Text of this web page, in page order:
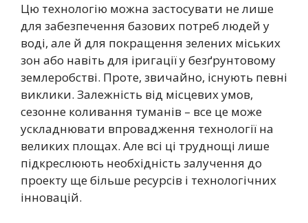
Цю технологію можна застосувати не лише
для забезпечення базових потреб людей у
воді, але й для покращення зелених міських
зон або навіть для іригації у безґрунтовому
землеробстві. Проте, звичайно, існують певні
виклики. Залежність від місцевих умов,
сезонне коливання туманів – все це може
ускладнювати впровадження технології на
великих площах. Але всі ці труднощі лише
підкреслюють необхідність залучення до
проекту ще більше ресурсів і технологічних
інновацій.